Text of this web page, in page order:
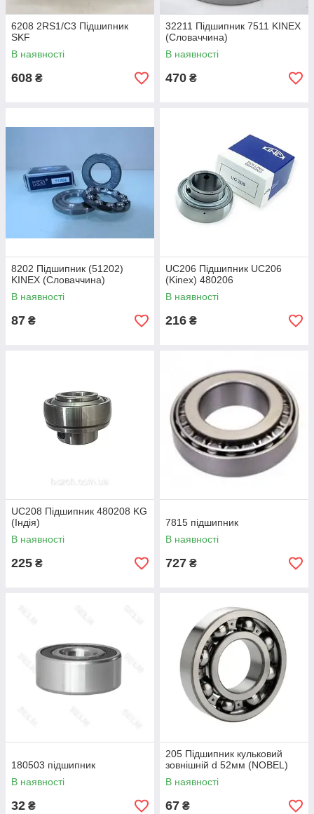
6208 2RS1/С3 Підшипник
SKF
В наявності
608 ₴
32211 Підшипник 7511 KINEX
(Словаччина)
В наявності
470 ₴
8202 Підшипник (51202)
KINEX (Словаччина)
В наявності
87 ₴
UC206 Підшипник UC206
(Kinex) 480206
В наявності
216 ₴
UC208 Підшипник 480208 KG
(Індія)
В наявності
225 ₴
7815 підшипник
В наявності
727 ₴
180503 підшипник
В наявності
32 ₴
205 Підшипник кульковий
зовнішній d 52мм (NOBEL)
В наявності
67 ₴